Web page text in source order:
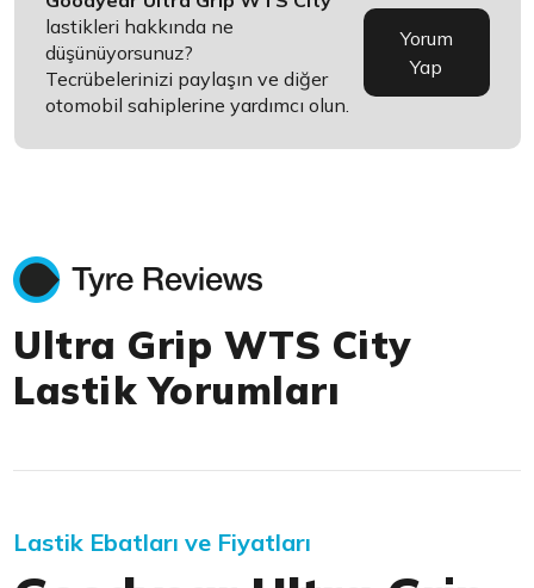
lastikleri hakkında ne
düşünüyorsunuz?
Tecrübelerinizi paylaşın ve diğer
otomobil sahiplerine yardımcı olun.
Yorum
Yap
Ultra Grip WTS City
Lastik Yorumları
Lastik Ebatları ve Fiyatları